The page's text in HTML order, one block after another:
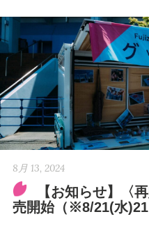
8月 13, 2024
【お知らせ】〈
売開始（※8/21(水